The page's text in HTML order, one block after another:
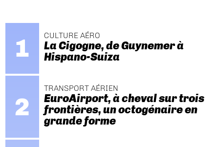
CULTURE AÉRO
La Cigogne, de Guynemer à
Hispano-Suiza
TRANSPORT AÉRIEN
EuroAirport, à cheval sur trois
frontières, un octogénaire en
grande forme